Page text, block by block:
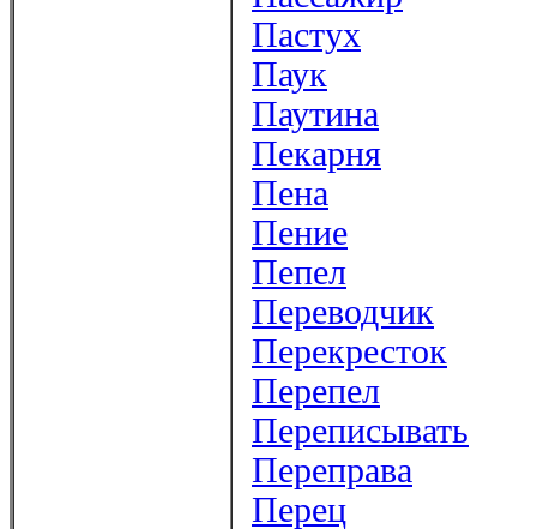
Пастух
Паук
Паутина
Пекарня
Пена
Пение
Пепел
Переводчик
Перекресток
Перепел
Переписывать
Переправа
Перец